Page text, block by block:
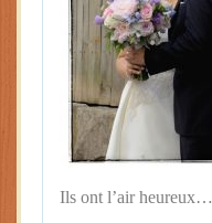
Ils ont l’air heureux…